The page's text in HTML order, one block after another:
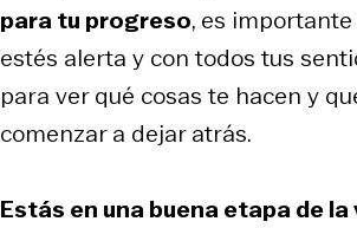
para tu progreso, es
estés alerta y con todos tus
para ver qué cosas te hacen y
comenzar a dejar atrás.
Estás en una buena etapa de la